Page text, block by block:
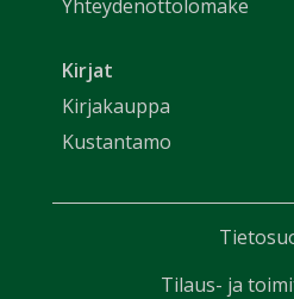
Yhteydenottolomake
Kirjat
Kirjakauppa
Kustantamo
Tilaus- ja